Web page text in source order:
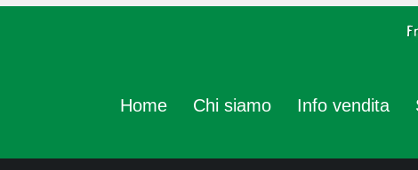
Home Chi siamo Info vendita